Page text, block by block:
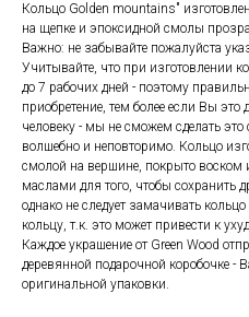
Кольцо Golden mountains"
на щепке и эпоксидной смолы
Важно: не забывайте пожалуйста
Учитывайте, что при изготовлении
до 7 рабочих дней - поэтому
приобретение, тем более если Вы это
человеку - мы не сможем сделать
волшебно и неповторимо. Кольцо
смолой на вершине, покрыто
маслами для того, чтобы сохранить
однако не следует замачивать
кольцу, т.к. это может привести к
Каждое украшение от Green Wood
деревянной подарочной коробочке -
оригинальной упаковки.